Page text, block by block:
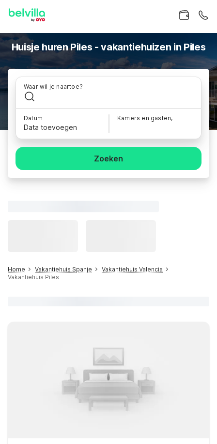
Huisje huren Piles - vakantiehuizen in Piles
Waar wil je naartoe?
Datum
Data toevoegen
Kamers en gasten,
Zoeken
Home Vakantiehuis Spanje
Vakantiehuis Valencia
Vakantiehuis Piles